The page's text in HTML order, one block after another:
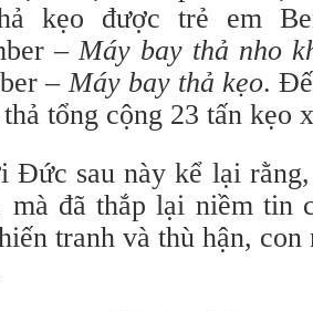
kẹo được trẻ em
–Máy bay thả nho
–Máy bay thả kẹo.
tổng cộng 23 tấn kẹo
Đức sau này kể lại
mà đã thắp lại niềm tin
tranh và thù hận,